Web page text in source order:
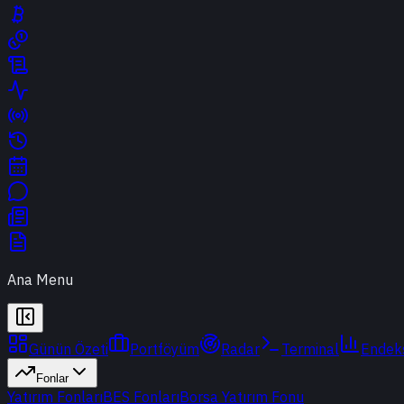
Ana Menu
Günün Özeti Portföyüm Radar Terminal
Fonlar
Yatırım FonlarıBES FonlarıBorsa Yatırım Fonu